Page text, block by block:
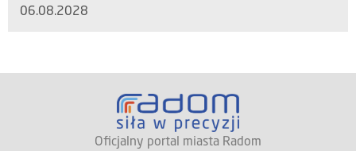
06.08.2028
Oficjalny portal miasta Radom